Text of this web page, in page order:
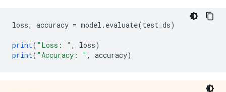
loss, accuracy = model . evaluate(test_ds)
print( "Loss: " , loss)
print( "Accuracy: " , accuracy)